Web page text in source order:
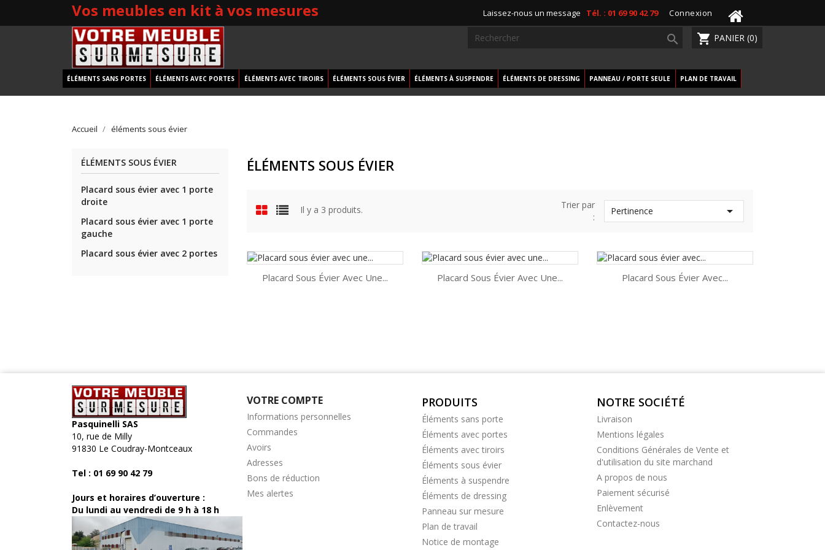
Vos meubles en kit à vos mesures Laissez-nous un message Tél. : 01 69 90 42 79 Connexion
shopping_cart PANIER (0)

ÉLÉMENTS SANS PORTES ÉLÉMENTS AVEC PORTES ÉLÉMENTS AVEC TIROIRS ÉLÉMENTS SOUS ÉVIER ÉLÉMENTS À SUSPENDRE ÉLÉMENTS DE DRESSING PANNEAU / PORTE SEULE PLAN DE TRAVAIL
Accueil éléments sous évier
ÉLÉMENTS SOUS ÉVIER
Placard sous évier avec 1 porte
droite
Placard sous évier avec 1 porte
gauche
Placard sous évier avec 2 portes
ÉLÉMENTS SOUS ÉVIER
Il y a 3 produits.
Trier par
:
Pertinence 
Placard Sous Évier Avec Une... Placard Sous Évier Avec Une... Placard Sous Évier Avec...
Pasquinelli SAS
10, rue de Milly
91830 Le Coudray-Montceaux
Tel : 01 69 90 42 79
Jours et horaires d’ouverture :
Du lundi au vendredi de 9 h à 18 h
VOTRE COMPTE
Informations personnelles
Commandes
Avoirs
Adresses
Bons de réduction
Mes alertes
PRODUITS
Éléments sans porte
Éléments avec portes
Éléments avec tiroirs
Éléments sous évier
Éléments à suspendre
Éléments de dressing
Panneau sur mesure
Plan de travail
Notice de montage
NOTRE SOCIÉTÉ
Livraison
Mentions légales
Conditions Générales de Vente et
d'utilisation du site marchand
A propos de nous
Paiement sécurisé
Enlèvement
Contactez-nous